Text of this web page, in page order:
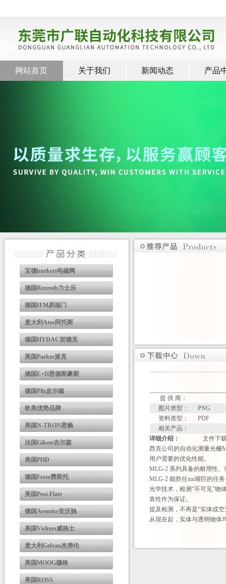
网站首页 关于我们 新闻动态 产品
宝德burkert电磁阀
德国Rexroth力士乐
德国IFM易福门
意大利Atos阿托斯
德国HYDAC贺德克
美国Parker派克
德国E+H恩德斯豪斯
德国Pilz皮尔磁
欧美优势品牌
美国N-TRON恩畅
法国Gilson吉尔森
美国PHD
德国Festo费斯托
美国Posi-Flate
德国Aventics安沃驰
美国Vickers威格士
意大利Gefran杰弗伦
美国MOOG穆格
美国ROSS
提 供 商：
图片类型：
PNG
资料类型：
PDF
相关产品：
详细介绍：
文件下
西克公司的自动化测量光栅
用户需要的优化性能。
MLG-2 系列具备的耐用性
MLG-2 能胜任zui艰巨的任
光学技术，检测“不可见”物
靠性作为保证。
提及检测，不再是“实体或空
从现在起，实体与透明物体